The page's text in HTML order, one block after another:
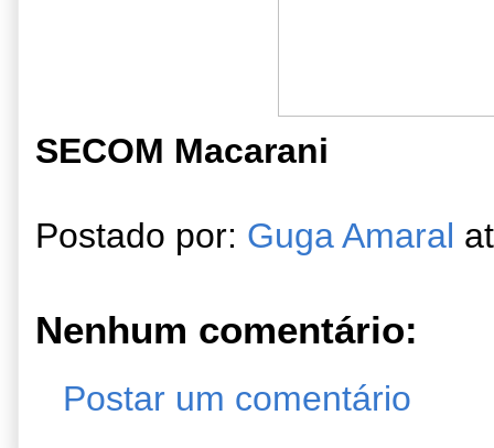
SECOM Macarani
Postado por: Guga Amaral
Nenhum comentário:
Postar um comentário